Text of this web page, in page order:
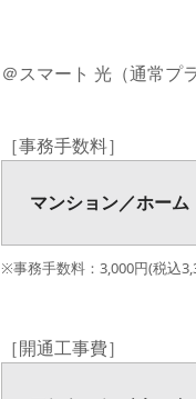
＠スマート 光（通常プ
［事務手数料］
マンション／ホーム
※事務手数料：3,000円(税込
［開通工事費］
マンション／ホーム